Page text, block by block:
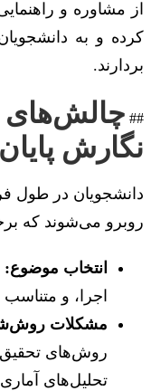
از مشاوره و
کرده و به
بردارند.
## چالش‌های
نگارش
دانشجویان در طول
روبرو می‌شوند که
انتخاب موضوع:
اجرا، و
مشکلات
روش‌های
تحلیل‌های